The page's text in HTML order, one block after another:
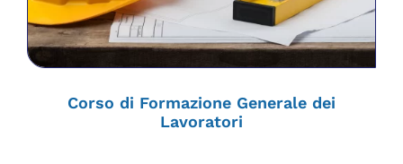
Corso di Formazione Generale dei
Lavoratori